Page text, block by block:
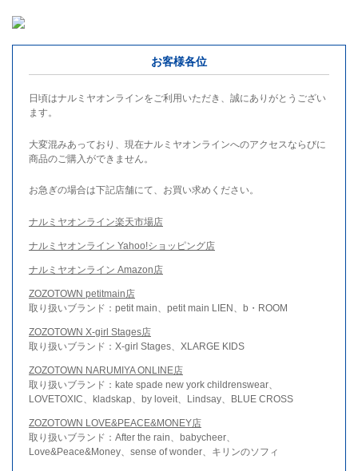
お客様各位
日頃はナルミヤオンラインをご利用いただき、誠にありがとうござい
ます。
大変混みあっており、現在ナルミヤオンラインへのアクセスならびに
商品のご購入ができません。
お急ぎの場合は下記店舗にて、お買い求めください。
ナルミヤオンライン楽天市場店
ナルミヤオンライン Yahoo!ショッピング店
ナルミヤオンライン Amazon店
ZOZOTOWN petitmain店
取り扱いブランド：petit main、petit main LIEN、b・ROOM
ZOZOTOWN X-girl Stages店
取り扱いブランド：X-girl Stages、XLARGE KIDS
ZOZOTOWN NARUMIYA ONLINE店
取り扱いブランド：kate spade new york childrenswear、
LOVETOXIC、kladskap、by loveit、Lindsay、BLUE CROSS
ZOZOTOWN LOVE&PEACE&MONEY店
取り扱いブランド：After the rain、babycheer、
Love&Peace&Money、sense of wonder、キリンのソフィ